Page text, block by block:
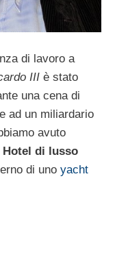
di lavoro a
III è stato
una cena di
ad un miliardario
avuto
Hotel di lusso
di uno yacht